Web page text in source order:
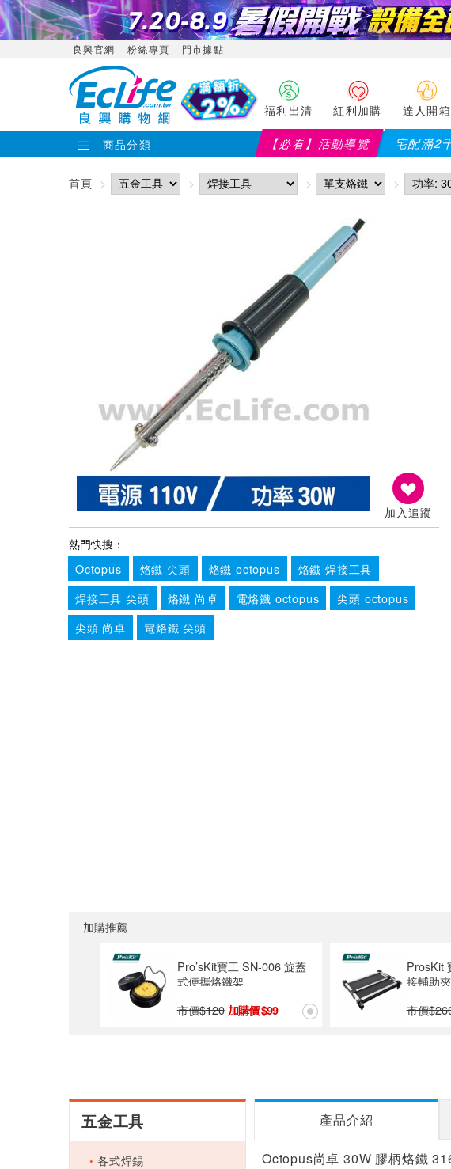
良興官網 粉絲專頁 門市據點
福利出清 紅利加購 達人開箱
商品分類 【必看】活動導覽 宅配滿2
首頁
加入追蹤
熱門快搜：
Octopus
烙鐵 尖頭 烙鐵 octopus
烙鐵 焊接工具
焊接工具 尖頭
烙鐵 尚卓 電烙鐵 octopus
尖頭 octopus
尖頭 尚卓
電烙鐵 尖頭
加購推薦
Pro’sKit寶工 SN-006 旋蓋
式便攜烙鐵架
市價$120 99
ProsKit
接輔助
市價$
五金工具
各式焊錫
產品介紹
Octopus尚卓 30W 膠柄烙鐵